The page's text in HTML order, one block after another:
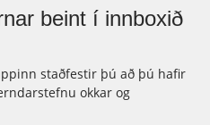
beint í innboxið
staðfestir þú að þú hafir
okkar og